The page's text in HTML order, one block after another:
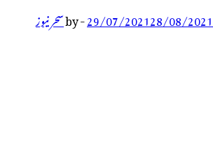
29/07/202128/08/2021
-
byسحر نیوز